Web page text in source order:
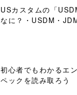
USカスタムの「
なに？・USDM・
初心者でもわかるエ
ペックを読み取ろう